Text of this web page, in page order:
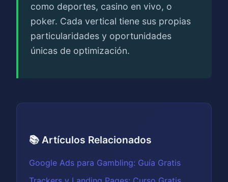
como deportes, casino en vivo, o
poker. Cada vertical tiene sus propias
particularidades y oportunidades
únicas de optimización.
📚 Artículos Relacionados
Google Ads para Gambling: Guía Gratis